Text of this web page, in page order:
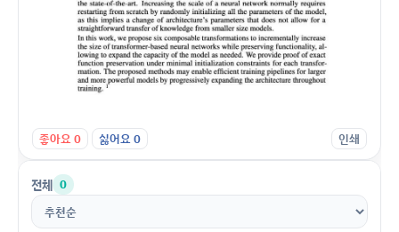
좋아요0 싫어요0 인쇄
전체 0